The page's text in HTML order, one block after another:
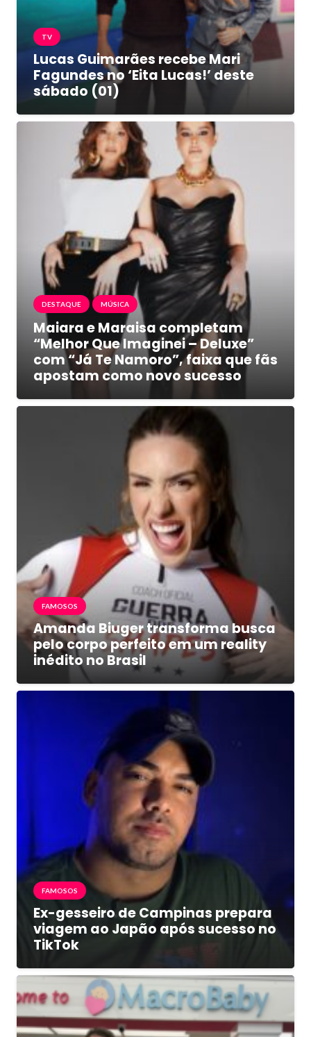
TV
Lucas Guimarães recebe Mari
Fagundes no ‘Eita Lucas!’ deste
sábado (01)
DESTAQUE MÚSICA
Maiara e Maraisa completam
“Melhor Que Imaginei – Deluxe”
com “Já Te Namoro”, faixa que fãs
apostam como novo sucesso
FAMOSOS
Amanda Biuger transforma busca
pelo corpo perfeito em um reality
inédito no Brasil
FAMOSOS
Ex-gesseiro de Campinas prepara
viagem ao Japão após sucesso no
TikTok